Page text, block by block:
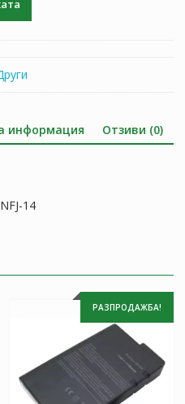
информация Отзиви (0)
14
РАЗПРОДАЖБА!